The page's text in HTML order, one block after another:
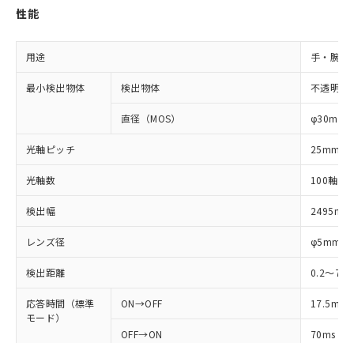
性能
用途 手・腕検
最小検出物体 検出物体 不透明体
直径（MOS） φ30mm
光軸ピッチ 25mm
光軸数 100軸
検出幅 2495mm
レンズ径 φ5mm
検出距離 0.2～7m
応答時間（標準
モード）
ON→OFF 17.5ms
OFF→ON 70ms